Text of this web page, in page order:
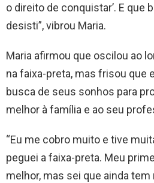
o direito de conquistar’. E que
desisti”, vibrou Maria.
Maria afirmou que oscilou ao
na faixa-preta, mas frisou que
busca de seus sonhos para
melhor à família e ao seu
“Eu me cobro muito e tive
peguei a faixa-preta. Meu
melhor, mas sei que ainda